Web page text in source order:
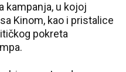
kampanja, u kojoj
Kinom, kao i pristalice
pokreta